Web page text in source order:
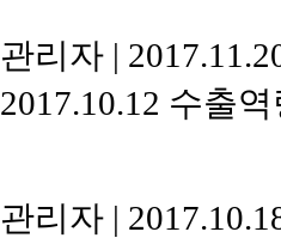
관리자 |
2017.10.12 수출
관리자 |